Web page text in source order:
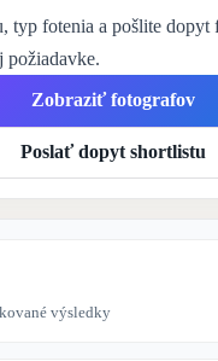
typ fotenia a pošlite dopyt
požiadavke.
Zobraziť fotografov
Poslať dopyt shortlistu
výsledky